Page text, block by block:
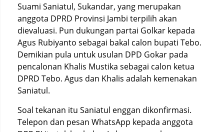
Suami Saniatul, Sukandar, yang merupakan
anggota DPRD Provinsi Jambi terpilih akan
dievaluasi. Pun dukungan partai Golkar kepada
Agus Rubiyanto sebagai bakal calon bupati Tebo.
Demikian pula untuk usulan DPD Gokar pada
pencalonan Khalis Mustika sebagai calon ketua
DPRD Tebo. Agus dan Khalis adalah kemenakan
Saniatul.
Soal tekanan itu Saniatul enggan dikonfirmasi.
Telepon dan pesan WhatsApp kepada anggota